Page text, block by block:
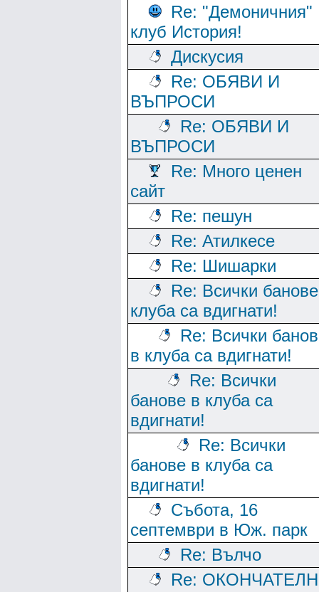
Re: "Демоничния"
клуб История!
Дискусия
Re: ОБЯВИ И
ВЪПРОСИ
Re: ОБЯВИ И
ВЪПРОСИ
Re: Много ценен
сайт
Re: пешун
Re: Атилкесе
Re: Шишарки
Re: Всички
клуба са вдигнати!
Re: Всички
в клуба са вдигнати!
Re: Всички
банове в клуба са
вдигнати!
Re: Всички
банове в клуба са
вдигнати!
Събота, 16
септември в Юж. парк
Re: Вълчо
Re: